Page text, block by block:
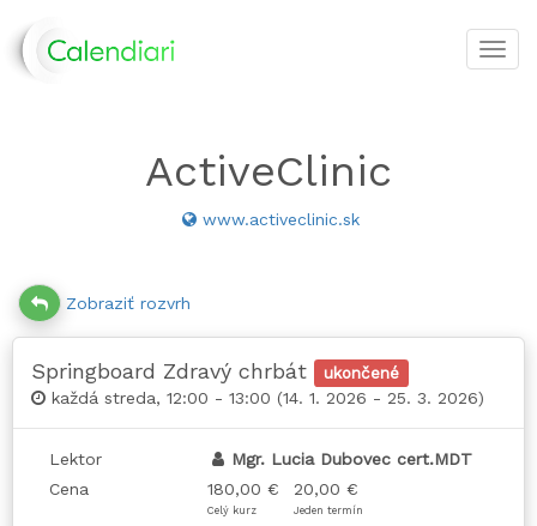
ActiveClinic
www.activeclinic.sk
Zobraziť rozvrh
Springboard Zdravý chrbát
ukončené
každá streda, 12:00 - 13:00 (14. 1. 2026 - 25. 3. 2026)
Lektor
Mgr. Lucia Dubovec cert.MDT
Cena
180,00 €
Celý kurz
20,00 €
Jeden termín